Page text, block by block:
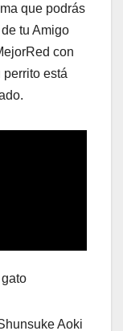
que podrás
tu Amigo
con
perrito está
Aoki